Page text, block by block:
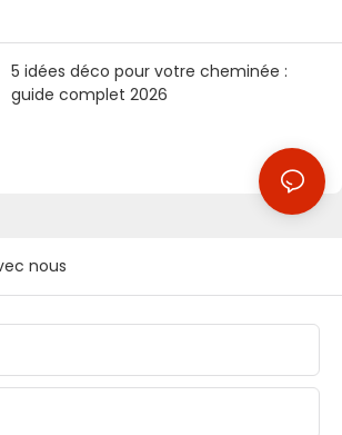
5 idées déco pour votre cheminée :
guide complet 2026
nous